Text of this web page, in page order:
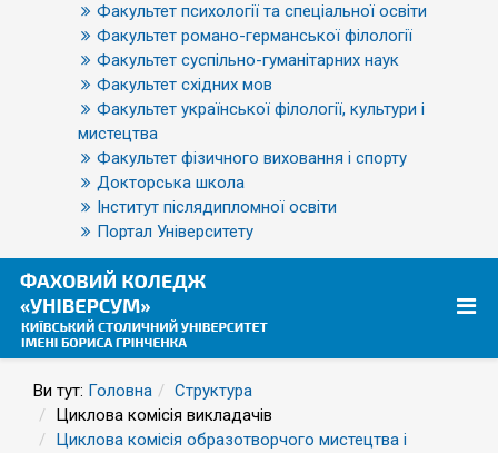
Факультет психології та спеціальної освіти
Факультет романо-германської філології
Факультет суспільно-гуманітарних наук
Факультет східних мов
Факультет української філології, культури і
мистецтва
Факультет фізичного виховання і спорту
Докторська школа
Інститут післядипломної освіти
Портал Університету
Ви тут: Головна
Структура
Циклова комісія викладачів
Циклова комісія образотворчого мистецтва і